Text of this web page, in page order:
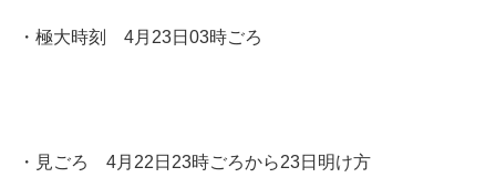
・極大時刻 4月23日03時ごろ
・見ごろ 4月22日23時ごろから23日明け方